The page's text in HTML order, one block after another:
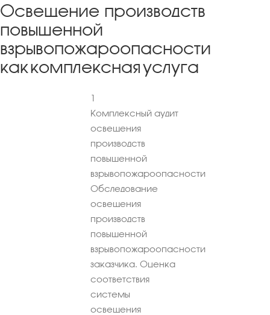
Освещение производств
повышенной
взрывопожароопасности
как комплексная услуга
1
Комплексный аудит
освещения
производств
повышенной
взрывопожароопасности
Обследование
освещения
производств
повышенной
взрывопожароопасности
заказчика. Оценка
соответствия
системы
освещения